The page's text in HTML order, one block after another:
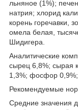
льняное (1%);
натрия; хлорид
корень горечавки,
омела белая,
Шидигера.
Аналитические
сырец 6,8%; сырая
1,3%; фосфор 0,9%;
Рекомендуемые
Средние значения